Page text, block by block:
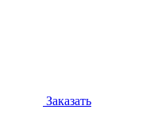
Заказать